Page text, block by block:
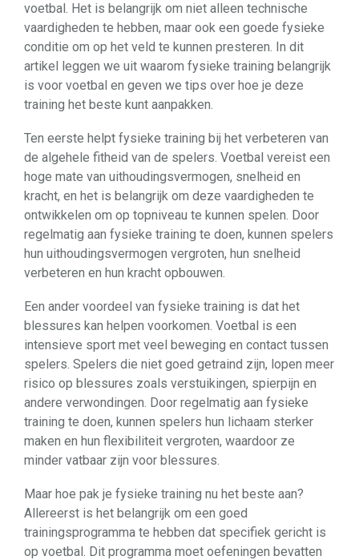
voetbal. Het is belangrijk om niet alleen technische
vaardigheden te hebben, maar ook een goede fysieke
conditie om op het veld te kunnen presteren. In dit
artikel leggen we uit waarom fysieke training belangrijk
is voor voetbal en geven we tips over hoe je deze
training het beste kunt aanpakken.
Ten eerste helpt fysieke training bij het verbeteren van
de algehele fitheid van de spelers. Voetbal vereist een
hoge mate van uithoudingsvermogen, snelheid en
kracht, en het is belangrijk om deze vaardigheden te
ontwikkelen om op topniveau te kunnen spelen. Door
regelmatig aan fysieke training te doen, kunnen spelers
hun uithoudingsvermogen vergroten, hun snelheid
verbeteren en hun kracht opbouwen.
Een ander voordeel van fysieke training is dat het
blessures kan helpen voorkomen. Voetbal is een
intensieve sport met veel beweging en contact tussen
spelers. Spelers die niet goed getraind zijn, lopen meer
risico op blessures zoals verstuikingen, spierpijn en
andere verwondingen. Door regelmatig aan fysieke
training te doen, kunnen spelers hun lichaam sterker
maken en hun flexibiliteit vergroten, waardoor ze
minder vatbaar zijn voor blessures.
Maar hoe pak je fysieke training nu het beste aan?
Allereerst is het belangrijk om een ​​goed
trainingsprogramma te hebben dat specifiek gericht is
op voetbal. Dit programma moet oefeningen bevatten